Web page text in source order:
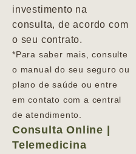
investimento na
consulta, de acordo com
o seu contrato.
*Para saber mais, consulte
o manual do seu seguro ou
plano de saúde ou entre
em contato com a central
de atendimento.
Consulta Online |
Telemedicina